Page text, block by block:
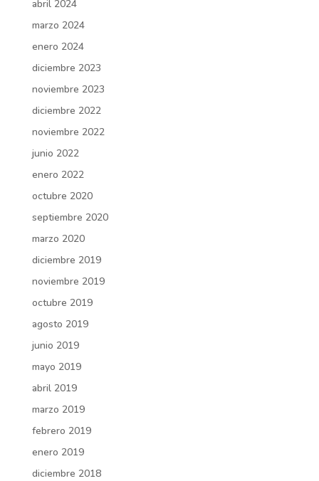
abril 2024
marzo 2024
enero 2024
diciembre 2023
noviembre 2023
diciembre 2022
noviembre 2022
junio 2022
enero 2022
octubre 2020
septiembre 2020
marzo 2020
diciembre 2019
noviembre 2019
octubre 2019
agosto 2019
junio 2019
mayo 2019
abril 2019
marzo 2019
febrero 2019
enero 2019
diciembre 2018